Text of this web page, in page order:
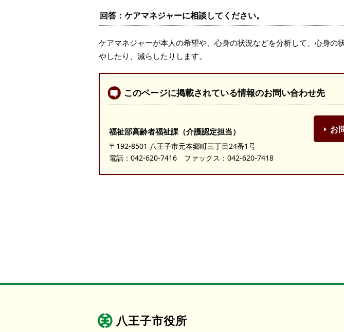
回答：ケアマネジャーに相談してください。
ケアマネジャーが本人の希望や、心身の状況などを分析して、心身の
やしたり、減らしたりします。
このページに掲載されている情報のお問い合わせ先
福祉部高齢者福祉課（介護認定担当）
〒192-8501 八王子市元本郷町三丁目24番1号
電話： 042-620-7416 ファックス：042-620-7418
お
八王子市役所